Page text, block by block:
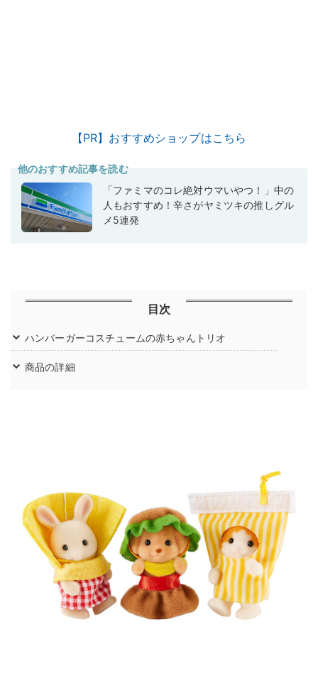
【PR】おすすめショップはこちら
他のおすすめ記事を読む
「ファミマのコレ絶対ウマいやつ！」中の
人もおすすめ！辛さがヤミツキの推しグル
メ5連発
目次
ハンバーガーコスチュームの赤ちゃんトリオ
商品の詳細